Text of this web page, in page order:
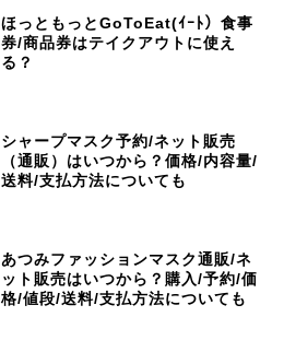
ほっともっとGoToEat(ｲｰﾄ）食事
券/商品券はテイクアウトに使え
る？
シャープマスク予約/ネット販売
（通販）はいつから？価格/内容量/
送料/支払方法についても
あつみファッションマスク通販/ネ
ット販売はいつから？購入/予約/価
格/値段/送料/支払方法についても